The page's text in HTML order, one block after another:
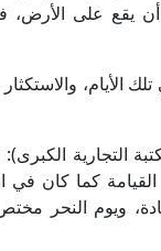
يقع على الأرض،
الأيام،
في "فيض القدير" (5/ 458، ط.
القيامة كما كان
ويوم النحر مختص